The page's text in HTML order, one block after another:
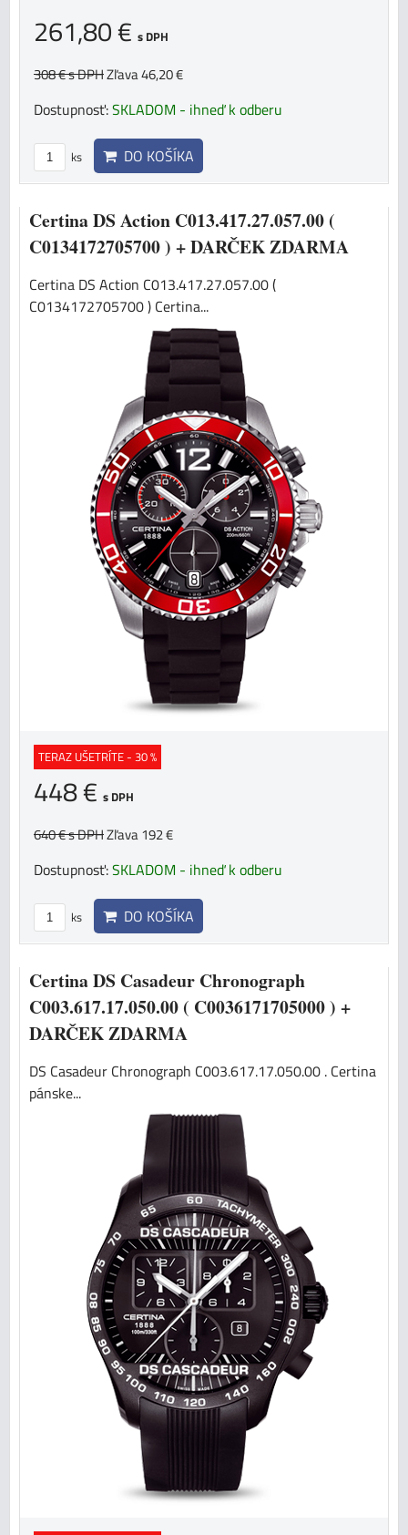
261,80 € s DPH
308 €s DPHZľava 46,20 €
Dostupnosť:SKLADOM - ihneď k odberu
ks DO KOŠÍKA
Certina DS Action C013.417.27.057.00 (
C0134172705700 ) + DARČEK ZDARMA
Certina DS Action C013.417.27.057.00 (
C0134172705700 ) Certina...
TERAZ UŠETRÍTE - 30 %
448 € s DPH
640 €s DPHZľava 192 €
Dostupnosť:SKLADOM - ihneď k odberu
ks DO KOŠÍKA
Certina DS Casadeur Chronograph
C003.617.17.050.00 ( C0036171705000 ) +
DARČEK ZDARMA
DS Casadeur Chronograph C003.617.17.050.00 . Certina
pánske...